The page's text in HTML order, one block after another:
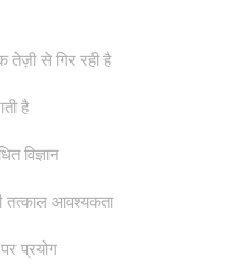
तेज़ी से गिर रही है
है
विज्ञान
तत्काल आवश्यकता
प्रयोग